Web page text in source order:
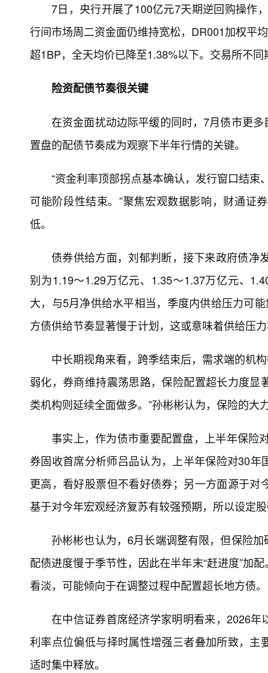
7日，央行开展了100亿元7天期逆回购操作
行间市场周二资金面仍维持宽松，DR001加权平
超1BP，全天均价已降至1.38%以下。交易所不
险资配债节奏很关键
在资金面扰动边际平缓的同时，7月债市更
置盘的配债节奏成为观察下半年行情的关键。
“资金利率顶部拐点基本确认，发行窗口结束
可能阶段性结束。”聚焦宏观数据影响，财通证
低。
债券供给方面，刘郁判断，接下来政府债净
别为1.19～1.29万亿元、1.35～1.37万亿元、
大，与5月净供给水平相当，季度内供给压力可
方债供给节奏显著慢于计划，这或意味着供给压
中长期视角来看，跨季结束后，需求端的机
弱化，券商维持震荡思路，保险配置超长力度
类机构则延续全面做多。”孙彬彬认为，保险的
事实上，作为债市重要配置盘，上半年保险
券固收首席分析师吕品认为，上半年保险对30
更高，看好股票但不看好债券；另一方面源于
基于对今年宏观经济复苏有较强预期，所以设定
孙彬彬也认为，6月长端调整有限，但保险
配债进度慢于季节性，因此在半年末“赶进度”加
看淡，可能倾向于在调整过程中配置超长地方债。
在中信证券首席经济学家明明看来，2026
利率点位偏低与择时属性增强三者叠加所致，
适时集中释放。